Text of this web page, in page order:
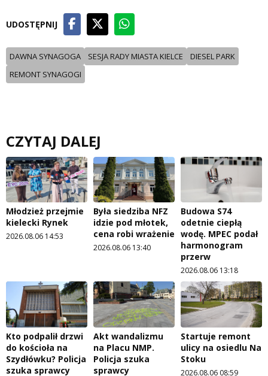
UDOSTĘPNIJ
DAWNA SYNAGOGA SESJA RADY MIASTA KIELCE
DIESEL PARK
REMONT SYNAGOGI
CZYTAJ DALEJ
Młodzież przejmie
kielecki Rynek
2026.08.06 14:53
Była siedziba NFZ
idzie pod młotek,
cena robi wrażenie
2026.08.06 13:40
Budowa S74
odetnie ciepłą
wodę. MPEC podał
harmonogram
przerw
2026.08.06 13:18
Kto podpalił drzwi
do kościoła na
Szydłówku? Policja
szuka sprawcy
Akt wandalizmu
na Placu NMP.
Policja szuka
sprawcy
Startuje remont
ulicy na osiedlu Na
Stoku
2026.08.06 08:59